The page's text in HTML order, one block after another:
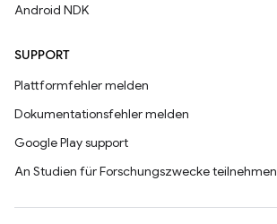
Android NDK
SUPPORT
Plattformfehler melden
Dokumentationsfehler melden
Google Play support
An Studien für Forschungszwecke teilnehmen